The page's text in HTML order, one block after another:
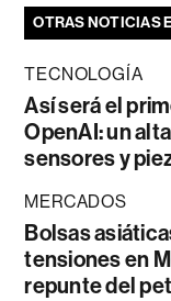
OTRAS NOTICIAS
TECNOLOGÍA
Así será el
OpenAI: un
sensores y
MERCADOS
Bolsas
tensiones en
repunte del